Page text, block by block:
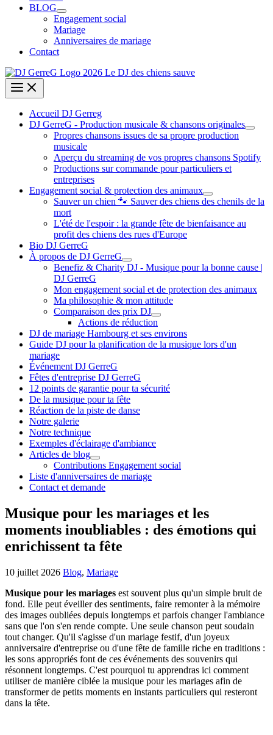
BLOG
Engagement social
Mariage
Anniversaires de mariage
Contact
Accueil DJ Gerreg
DJ GerreG - Production musicale & chansons originales
Propres chansons issues de sa propre production
musicale
Aperçu du streaming de vos propres chansons Spotify
Productions sur commande pour particuliers et
entreprises
Engagement social & protection des animaux
Sauver un chien 🐾 Sauver des chiens des chenils de la
mort
L'été de l'espoir : la grande fête de bienfaisance au
profit des chiens des rues d'Europe
Bio DJ GerreG
À propos de DJ GerreG
Benefiz & Charity DJ - Musique pour la bonne cause |
DJ GerreG
Mon engagement social et de protection des animaux
Ma philosophie & mon attitude
Comparaison des prix DJ
Actions de réduction
DJ de mariage Hambourg et ses environs
Guide DJ pour la planification de la musique lors d'un
mariage
Événement DJ GerreG
Fêtes d'entreprise DJ GerreG
12 points de garantie pour ta sécurité
De la musique pour ta fête
Réaction de la piste de danse
Notre galerie
Notre technique
Exemples d'éclairage d'ambiance
Articles de blog
Contributions Engagement social
Liste d'anniversaires de mariage
Contact et demande
Musique pour les mariages et les
moments inoubliables : des émotions qui
enrichissent ta fête
10 juillet 2026 Blog, Mariage
Musique pour les mariages est souvent plus qu'un simple bruit de
fond. Elle peut éveiller des sentiments, faire remonter à la mémoire
des images oubliées depuis longtemps et parfois changer l'ambiance
sans que l'on s'en rende compte. Une seule chanson peut soudain
tout changer. Qu'il s'agisse d'un mariage festif, d'un joyeux
anniversaire d'entreprise ou d'une fête de famille riche en traditions :
les sons appropriés font de ces événements des souvenirs qui
résonnent longtemps. C'est pourquoi tu apprendras ici comment
utiliser de manière ciblée la musique pour les mariages afin de
transformer de petits moments en instants particuliers qui resteront
dans la tête.